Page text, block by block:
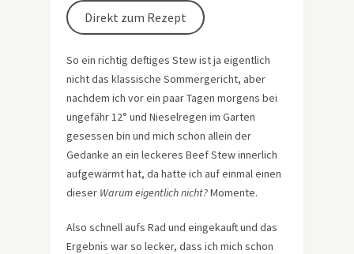
Direkt zum Rezept
So ein richtig deftiges Stew ist ja eigentlich
nicht das klassische Sommergericht, aber
nachdem ich vor ein paar Tagen morgens bei
ungefähr 12° und Nieselregen im Garten
gesessen bin und mich schon allein der
Gedanke an ein leckeres Beef Stew innerlich
aufgewärmt hat, da hatte ich auf einmal einen
dieser Warum eigentlich nicht?Momente.
Also schnell aufs Rad und eingekauft und das
Ergebnis war so lecker, dass ich mich schon